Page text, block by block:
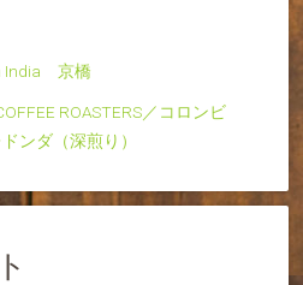
India 京橋
ROASTERS／コロンビ
ンダ（深煎り）